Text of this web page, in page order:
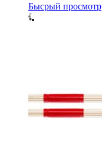
Бысрый просмотр